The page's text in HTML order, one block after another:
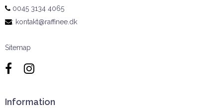
0045 3134 4065
: kontakt@raffinee.dk
Sitemap
Information